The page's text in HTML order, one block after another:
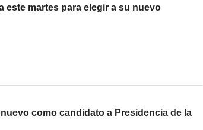
este martes para elegir a su nuevo
como candidato a Presidencia de la